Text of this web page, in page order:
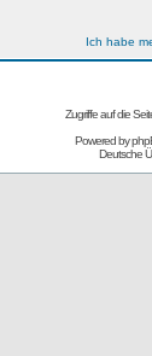
Ich habe
Zugriffe auf die
Powered by
Deutsche